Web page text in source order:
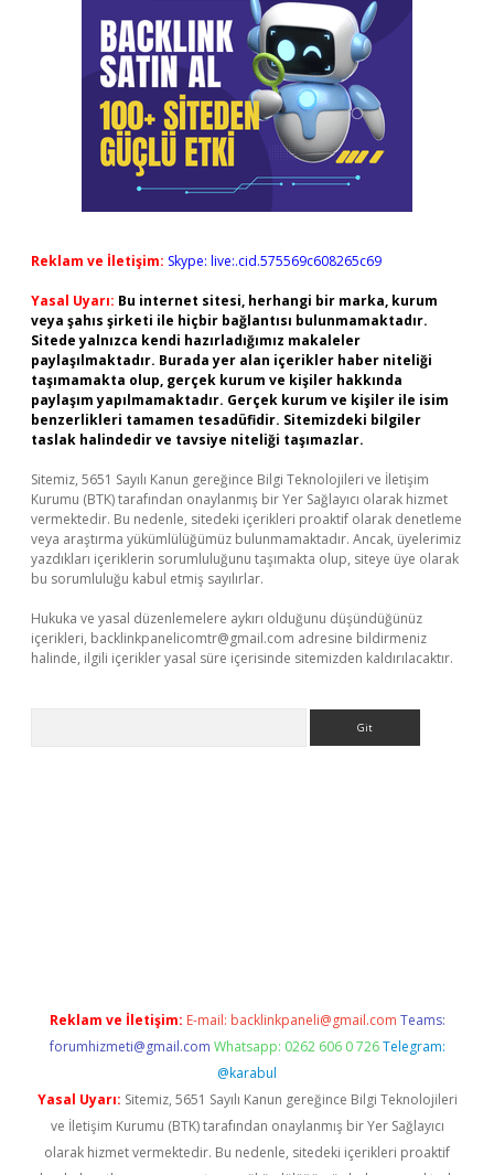
Reklam ve İletişim: Skype: live:.cid.575569c608265c69
Yasal Uyarı: Bu internet sitesi, herhangi bir marka, kurum
veya şahıs şirketi ile hiçbir bağlantısı bulunmamaktadır.
Sitede yalnızca kendi hazırladığımız makaleler
paylaşılmaktadır. Burada yer alan içerikler haber niteliği
taşımamakta olup, gerçek kurum ve kişiler hakkında
paylaşım yapılmamaktadır. Gerçek kurum ve kişiler ile isim
benzerlikleri tamamen tesadüfidir. Sitemizdeki bilgiler
taslak halindedir ve tavsiye niteliği taşımazlar.
Sitemiz, 5651 Sayılı Kanun gereğince Bilgi Teknolojileri ve İletişim
Kurumu (BTK) tarafından onaylanmış bir Yer Sağlayıcı olarak hizmet
vermektedir. Bu nedenle, sitedeki içerikleri proaktif olarak denetleme
veya araştırma yükümlülüğümüz bulunmamaktadır. Ancak, üyelerimiz
yazdıkları içeriklerin sorumluluğunu taşımakta olup, siteye üye olarak
bu sorumluluğu kabul etmiş sayılırlar.
Hukuka ve yasal düzenlemelere aykırı olduğunu düşündüğünüz
içerikleri, backlinkpanelicomtr@gmail.com adresine bildirmeniz
halinde, ilgili içerikler yasal süre içerisinde sitemizden kaldırılacaktır.
Reklam ve İletişim: E-mail: backlinkpaneli@gmail.com Teams:
forumhizmeti@gmail.com Whatsapp: 0262 606 0 726 Telegram:
@karabul
Yasal Uyarı: Sitemiz, 5651 Sayılı Kanun gereğince Bilgi Teknolojileri
ve İletişim Kurumu (BTK) tarafından onaylanmış bir Yer Sağlayıcı
olarak hizmet vermektedir. Bu nedenle, sitedeki içerikleri proaktif